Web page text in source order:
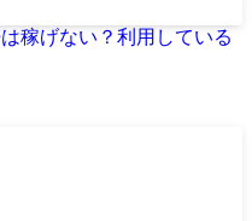
稼げない？利用している